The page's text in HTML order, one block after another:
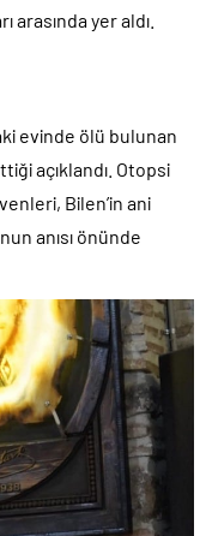
yer aldı.
evinde ölü bulunan
açıklandı. Otopsi
Bilen’in ani
anısı önünde